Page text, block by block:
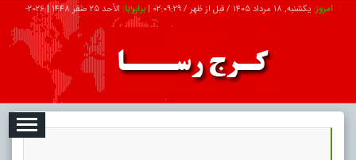
امروز: یکشنبه, ۱۸ مرداد ۱۴۰۵ / قبل از ظهر / 02:09:30
|برابر با:الأحد 25 صفر 1448 |
2026-
تبلیغات درباره ما ارتباط با ما